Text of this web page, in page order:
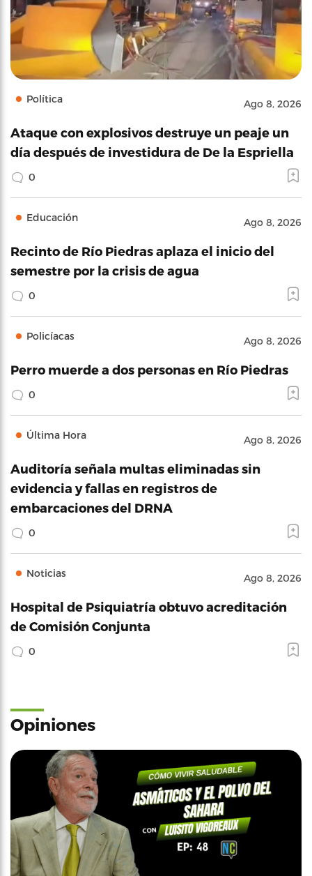
Política Ago 8, 2026
Ataque con explosivos destruye un peaje un
día después de investidura de De la Espriella
0
Educación Ago 8, 2026
Recinto de Río Piedras aplaza el inicio del
semestre por la crisis de agua
0
Policíacas Ago 8, 2026
Perro muerde a dos personas en Río Piedras
0
Última Hora Ago 8, 2026
Auditoría señala multas eliminadas sin
evidencia y fallas en registros de
embarcaciones del DRNA
0
Noticias Ago 8, 2026
Hospital de Psiquiatría obtuvo acreditación
de Comisión Conjunta
0
Opiniones